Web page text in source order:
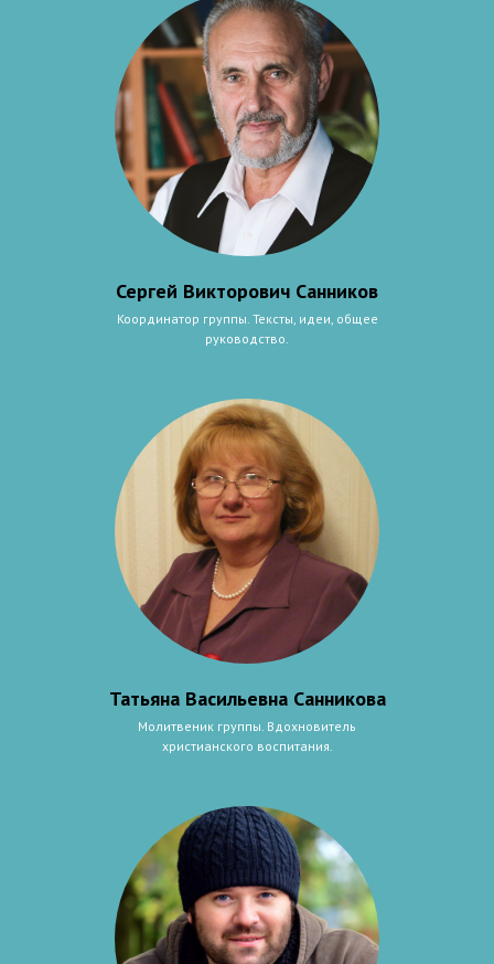
Сергей Викторович Санников
Координатор группы. Тексты, идеи, общее
руководство.
Татьяна Васильевна Санникова
Молитвеник группы. Вдохновитель
христианского воспитания.